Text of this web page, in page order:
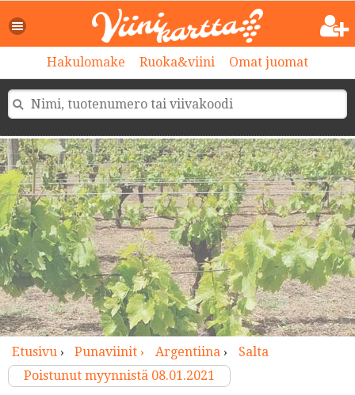
Hakulomake Ruoka&viini Omat juomat
Etusivu› Punaviinit › Argentiina›
Salta
Poistunut myynnistä 08.01.2021